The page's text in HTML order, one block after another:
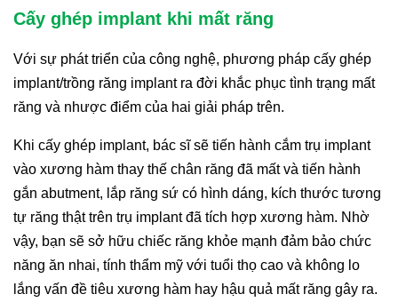
Cấy ghép implant khi mất răng
Với sự phát triển của công nghệ, phương pháp cấy ghép
implant/trồng răng implant ra đời khắc phục tình trạng mất
răng và nhược điểm của hai giải pháp trên.
Khi cấy ghép implant, bác sĩ sẽ tiến hành cắm trụ implant
vào xương hàm thay thế chân răng đã mất và tiến hành
gắn abutment, lắp răng sứ có hình dáng, kích thước tương
tự răng thật trên trụ implant đã tích hợp xương hàm. Nhờ
vậy, bạn sẽ sở hữu chiếc răng khỏe mạnh đảm bảo chức
năng ăn nhai, tính thẩm mỹ với tuổi thọ cao và không lo
lắng vấn đề tiêu xương hàm hay hậu quả mất răng gây ra.